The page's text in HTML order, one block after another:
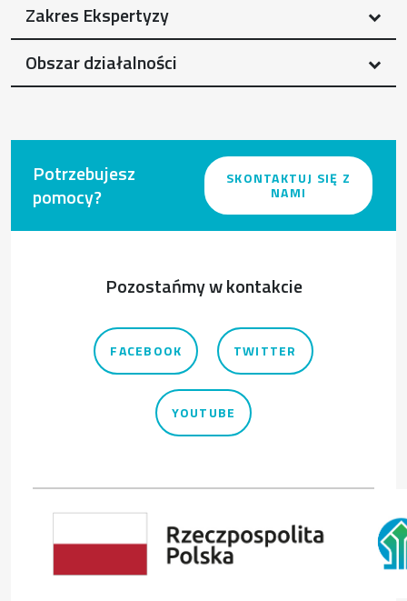
Zakres Ekspertyzy
Obszar działalności
Potrzebujesz
pomocy?
SKONTAKTUJ SIĘ Z
NAMI
Pozostańmy w kontakcie
FACEBOOK TWITTER
YOUTUBE